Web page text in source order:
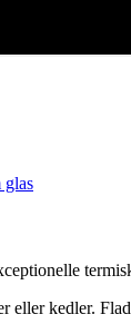
glas
eller kedler.